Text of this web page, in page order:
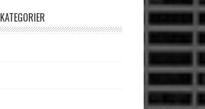
åring
KATEGORIER